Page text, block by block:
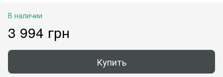
В наличии
3 994 грн
Купить